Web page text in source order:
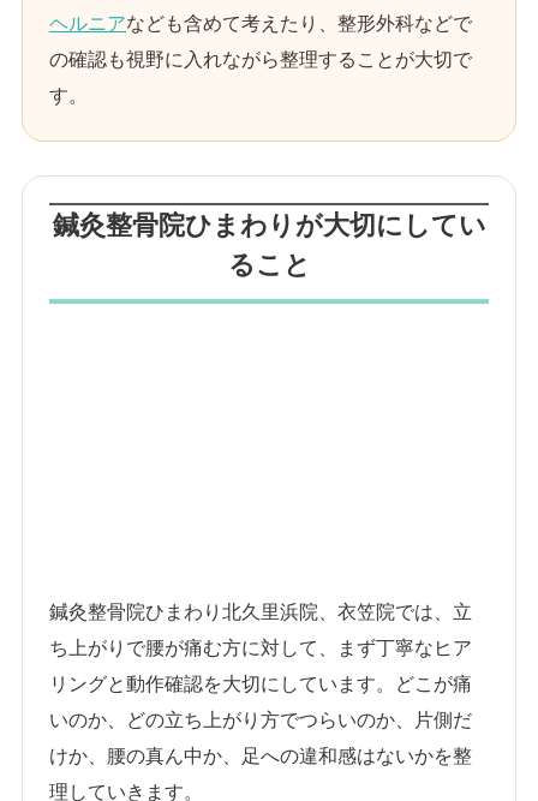
ヘルニアなども含めて考えたり、整形外科などで
の確認も視野に入れながら整理することが大切で
す。
鍼灸整骨院ひまわりが大切にしてい
ること
鍼灸整骨院ひまわり北久里浜院、衣笠院では、立
ち上がりで腰が痛む方に対して、まず丁寧なヒア
リングと動作確認を大切にしています。どこが痛
いのか、どの立ち上がり方でつらいのか、片側だ
けか、腰の真ん中か、足への違和感はないかを整
理していきます。